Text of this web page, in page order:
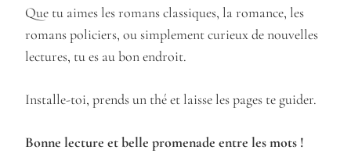
Que tu aimes les romans classiques, la romance, les
romans policiers, ou simplement curieux de nouvelles
lectures, tu es au bon endroit.
Installe-toi, prends un thé et laisse les pages te guider.
Bonne lecture et belle promenade entre les mots !